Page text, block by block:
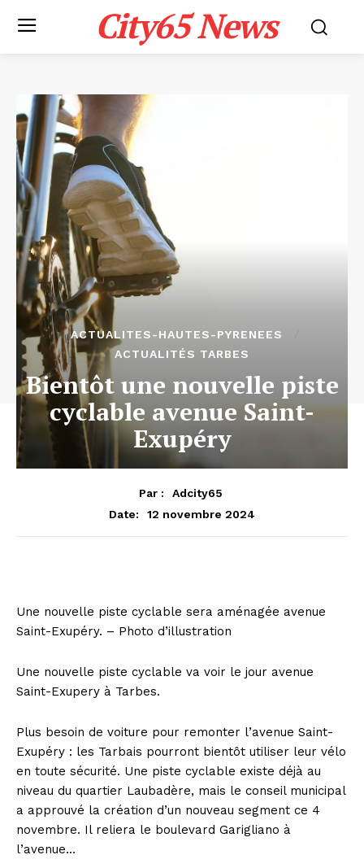
City65 News
ACTUALITES-HAUTES-PYRENEES
ACTUALITÉS TARBES
Bientôt une nouvelle piste
cyclable avenue Saint-
Exupéry
Par :
Adcity65
Date:
12 novembre 2024
Une nouvelle piste cyclable sera aménagée avenue
Saint-Exupéry. – Photo d’illustration
Une nouvelle piste cyclable va voir le jour avenue
Saint-Exupery à Tarbes.
Plus besoin de voiture pour remonter l’avenue Saint-
Exupéry : les Tarbais pourront bientôt utiliser leur vélo
en toute sécurité. Une piste cyclable existe déjà au
niveau du quartier Laubadère, mais le conseil municipal
a approuvé la création d’un nouveau segment ce 4
novembre. Il reliera le boulevard Garigliano à
l’avenue…